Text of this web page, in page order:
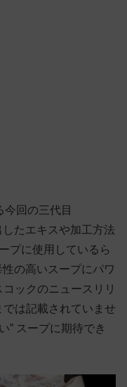
今回の三代目
したエキスや加工方法
プに使用しているら
の高いスープにパワ
ックのニュースリリ
は記載されていませ
” スープに期待でき